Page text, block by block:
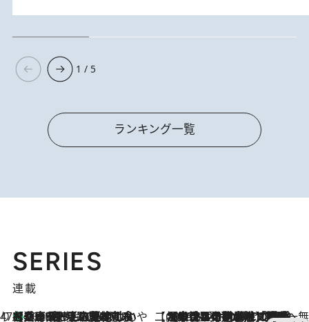
1 / 5
ランキング一覧
SERIES
連載
47都道府県の手みやげ ひんやりスイーツで夏を満喫
2026.8.8
【兵庫県】この夏絶対食べたい 冷やしておいしいおやつ3選 淡路島の恵みをジェラートに集約 【CREA×星野リゾート】唯一無二。癒しと発見が待つ場所へ
2026.8.7
【トンボの足水浴】ヒノキの香りに包まれて涼感マックス！約13℃の湧水かけ流しを避暑地「星野温泉 トンボの湯」で体験